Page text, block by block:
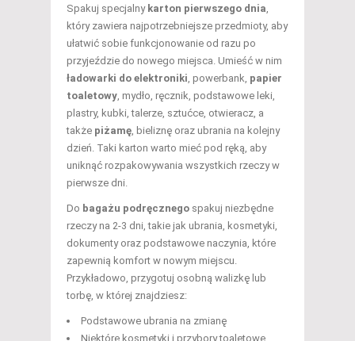
Spakuj specjalny karton pierwszego dnia,
który zawiera najpotrzebniejsze przedmioty, aby
ułatwić sobie funkcjonowanie od razu po
przyjeździe do nowego miejsca. Umieść w nim
ładowarki do elektroniki, powerbank, papier
toaletowy, mydło, ręcznik, podstawowe leki,
plastry, kubki, talerze, sztućce, otwieracz, a
także piżamę, bieliznę oraz ubrania na kolejny
dzień. Taki karton warto mieć pod ręką, aby
uniknąć rozpakowywania wszystkich rzeczy w
pierwsze dni.
Do bagażu podręcznego spakuj niezbędne
rzeczy na 2-3 dni, takie jak ubrania, kosmetyki,
dokumenty oraz podstawowe naczynia, które
zapewnią komfort w nowym miejscu.
Przykładowo, przygotuj osobną walizkę lub
torbę, w której znajdziesz:
Podstawowe ubrania na zmianę
Niektóre kosmetyki i przybory toaletowe